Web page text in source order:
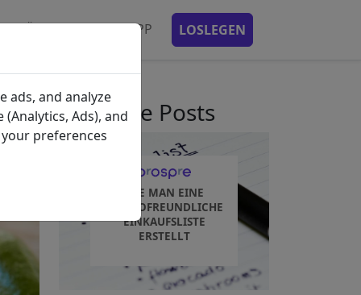
MOBILE APP LOSLEGEN
kürzliche Posts
WIE MAN EINE
MAKROFREUNDLICHE
EINKAUFSLISTE
ERSTELLT
ads, and analyze
Ads), and
preferences